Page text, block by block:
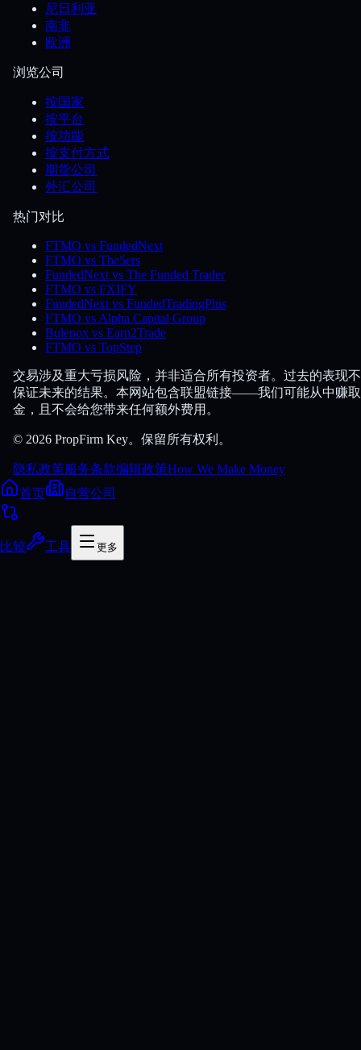
尼日利亚
南非
欧洲
浏览公司
按国家
按平台
按功能
按支付方式
期货公司
外汇公司
热门对比
FTMO vs FundedNext
FTMO vs The5ers
FundedNext vs The Funded Trader
FTMO vs FXIFY
FundedNext vs FundedTradingPlus
FTMO vs Alpha Capital Group
Bulenox vs Earn2Trade
FTMO vs TopStep
交易涉及重大亏损风险，并非适合所有投资者。过去的表现
保证未来的结果。本网站包含联盟链接——我们可能从中赚
金，且不会给您带来任何额外费用。
© 2026 PropFirm Key。保留所有权利。
隐私政策服务条款编辑政策How We Make Money
首页
自营公司
比较 工具 更多